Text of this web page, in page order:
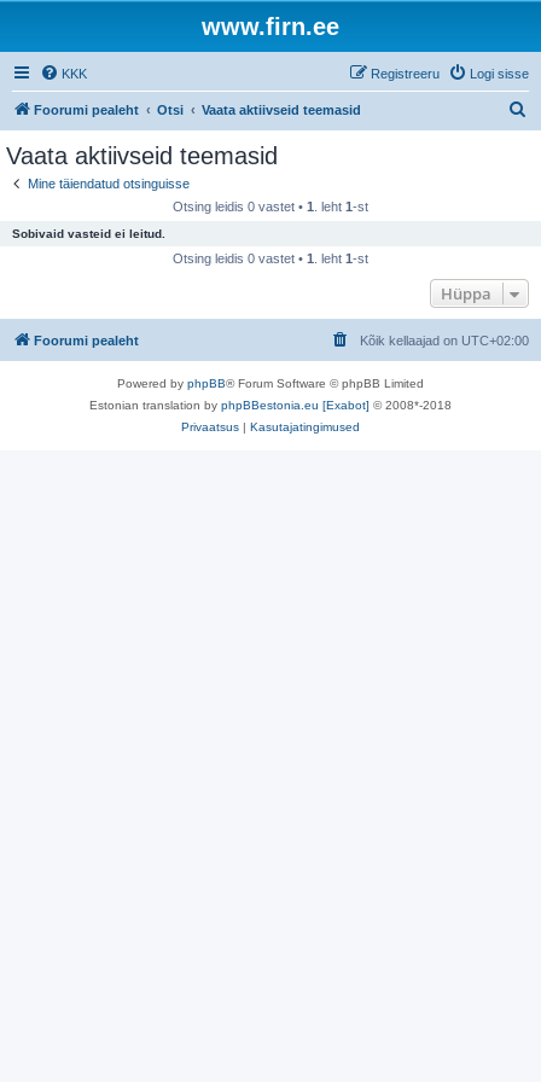
www.firn.ee
KKK Logi sisse
Registreeru
Foorumi pealeht Otsi Vaata aktiivseid teemasid
Vaata aktiivseid teemasid
Mine täiendatud otsinguisse
Otsing leidis 0 vastet • 1 . leht 1-st
Sobivaid vasteid ei leitud.
Otsing leidis 0 vastet • 1 . leht 1-st
Hüppa
Foorumi pealeht Kõik kellaajad on UTC+02:00
Powered by phpBB® Forum Software © phpBB Limited
Estonian translation by phpBBestonia.eu [Exabot] © 2008*-2018
Privaatsus | Kasutajatingimused